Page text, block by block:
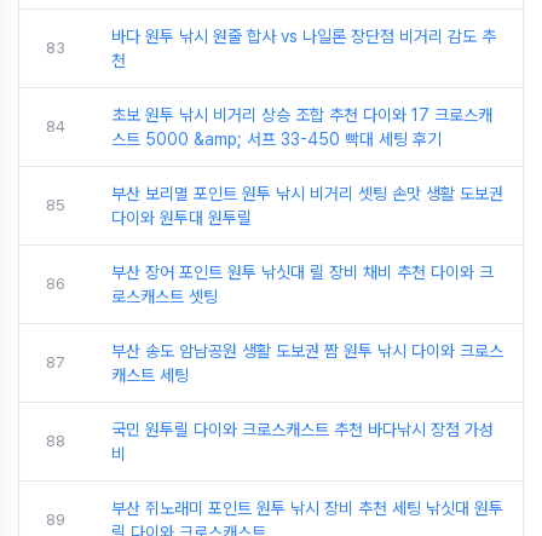
83
바다 원투 낚시 원줄 합사 vs 나일론 장단점 비거리 감도 추
천
84
초보 원투 낚시 비거리 상승 조합 추천 다이와 17 크로스캐
스트 5000 &amp; 서프 33-450 빡대 세팅 후기
85
부산 보리멸 포인트 원투 낚시 비거리 셋팅 손맛 생활 도보권
다이와 원투대 원투릴
86
부산 장어 포인트 원투 낚싯대 릴 장비 채비 추천 다이와 크
로스캐스트 셋팅
87
부산 송도 암남공원 생활 도보권 짬 원투 낚시 다이와 크로스
캐스트 세팅
88
국민 원투릴 다이와 크로스캐스트 추천 바다낚시 장점 가성
비
89
부산 쥐노래미 포인트 원투 낚시 장비 추천 세팅 낚싯대 원투